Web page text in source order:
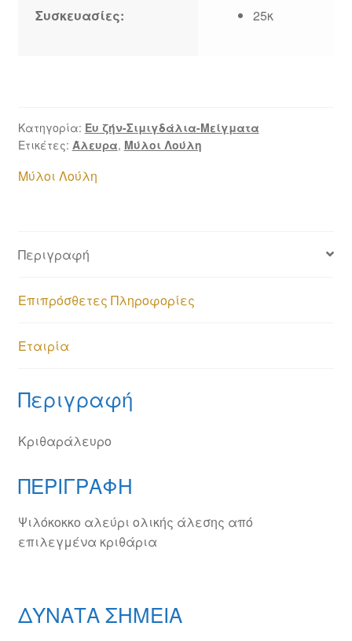
Συσκευασίες: 25κ
Κατηγορία: Ευ ζήν-Σιμιγδάλια-Μείγματα
Ετικέτες: Άλευρα, Μύλοι Λούλη
Μύλοι Λούλη
Περιγραφή
Επιπρόσθετες Πληροφορίες
Εταιρία
Περιγραφή
Κριθαράλευρο
ΠΕΡΙΓΡΑΦΗ
Ψιλόκοκκο αλεύρι ολικής άλεσης από
επιλεγμένα κριθάρια
ΔΥΝΑΤΑ ΣΗΜΕΙΑ